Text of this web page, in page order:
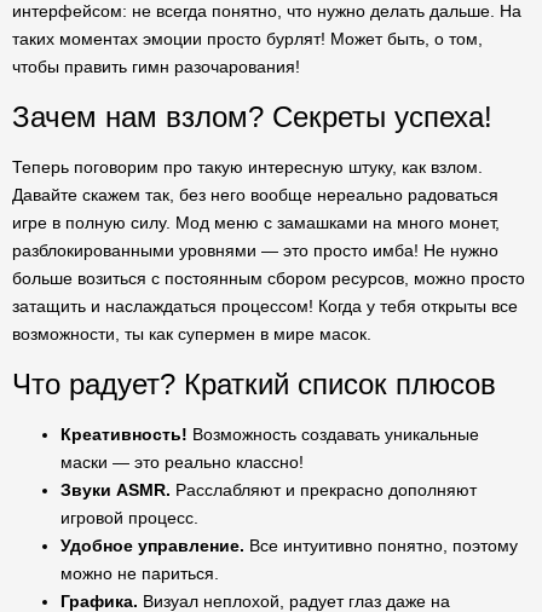
интерфейсом: не всегда понятно, что нужно делать дальше. На
таких моментах эмоции просто бурлят! Может быть, о том,
чтобы править гимн разочарования!
Зачем нам взлом? Секреты успеха!
Теперь поговорим про такую интересную штуку, как взлом.
Давайте скажем так, без него вообще нереально радоваться
игре в полную силу. Мод меню с замашками на много монет,
разблокированными уровнями — это просто имба! Не нужно
больше возиться с постоянным сбором ресурсов, можно просто
затащить и наслаждаться процессом! Когда у тебя открыты все
возможности, ты как супермен в мире масок.
Что радует? Краткий список плюсов
Креативность! Возможность создавать уникальные
маски — это реально классно!
Звуки ASMR. Расслабляют и прекрасно дополняют
игровой процесс.
Удобное управление. Все интуитивно понятно, поэтому
можно не париться.
Графика. Визуал неплохой, радует глаз даже на